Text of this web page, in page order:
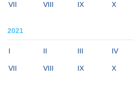
VII VIII IX X
2021
I II III IV
VII VIII IX X